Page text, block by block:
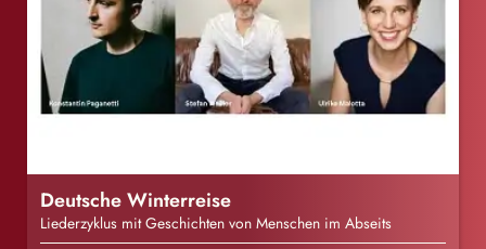
Deutsche Winterreise
Liederzyklus mit Geschichten von Menschen im Abseits